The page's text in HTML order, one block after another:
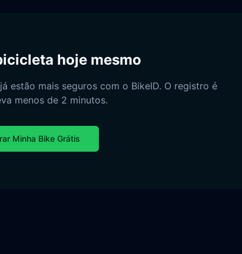
hoje mesmo
estão mais seguros com o BikeID. O registro é
menos de 2 minutos.
Minha Bike Grátis